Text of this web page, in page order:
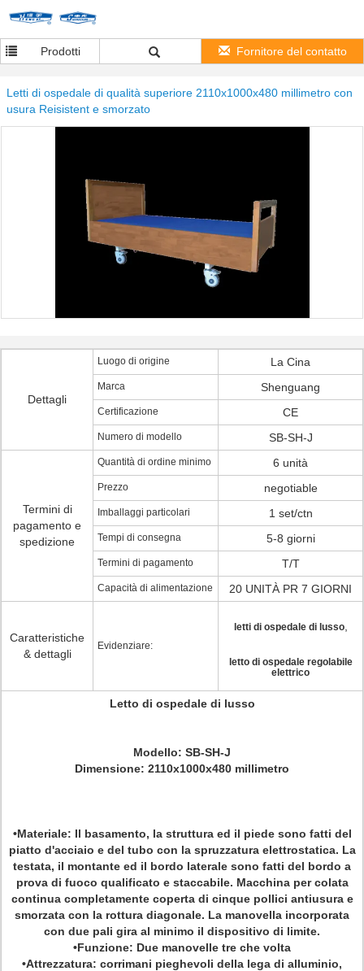
Prodotti Fornitore del contatto
Letti di ospedale di qualità superiore 2110x1000x480 millimetro con
usura Reisistent e smorzato
Dettagli
Luogo di origine La Cina
Marca Shenguang
Certificazione CE
Numero di modello SB-SH-J
Termini di
pagamento e
spedizione
Quantità di ordine minimo 6 unità
Prezzo negotiable
Imballaggi particolari 1 set/ctn
Tempi di consegna 5-8 giorni
Termini di pagamento T/T
Capacità di alimentazione 20 UNITÀ PR 7 GIORNI
Caratteristiche
& dettagli
Evidenziare:
letti di ospedale di lusso,
letto di ospedale regolabile
elettrico
Letto di ospedale di lusso
Modello: SB-SH-J
Dimensione: 2110x1000x480 millimetro
•Materiale: Il basamento, la struttura ed il piede sono fatti del
piatto d'acciaio e del tubo con la spruzzatura elettrostatica. La
testata, il montante ed il bordo laterale sono fatti del bordo a
prova di fuoco qualificato e staccabile. Macchina per colata
continua completamente coperta di cinque pollici antiusura e
smorzata con la rottura diagonale. La manovella incorporata
con due pali gira al minimo il dispositivo di limite.
•Funzione: Due manovelle tre che volta
•Attrezzatura: corrimani pieghevoli della lega di alluminio,